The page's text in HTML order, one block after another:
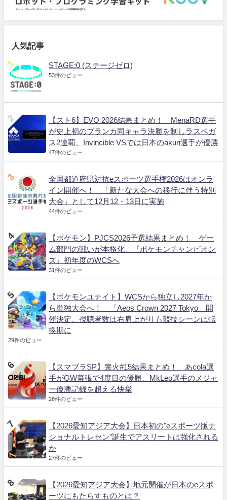
人気記事
STAGE:0 (ステージゼロ)
53件のビュー
【スト6】EVO 2026結果まとめ！ MenaRD選手
が史上初のブランカ同キャラ決勝を制しラスベガ
ス2連覇、Invincible VSでは日本のakuri選手が優勝
47件のビュー
全国都道府県対抗eスポーツ選手権2026はオンラ
イン開催へ！ 「新たな大会への移行に伴う特別
大会」として12月12・13日に実施
44件のビュー
【ポケモン】PJCS2026予選結果まとめ！ ゲー
ム部門の戦いが本格化、『ポケモンチャンピオン
ズ』初年度のWCSへ
31件のビュー
【ポケモンユナイト】WCSから独立し2027年か
ら単独大会へ！ 「Aeos Crown 2027 Tokyo」開
催決定、視聴者数は右肩上がりも競技シーンは転
換期に
29件のビュー
【スマブラSP】篝火#15結果まとめ！ あcola選
手がGW幕張で4度目の優勝、MkLeo選手のメジャ
ー優勝記録を超える快挙
28件のビュー
【2026愛知アジア大会】日本初の"eスポーツ版ナ
ショナルトレセン"誕生でアスリートは強化される
か
27件のビュー
【2026愛知アジア大会】地元開催が日本のeスポ
ーツにもたらすものとは？